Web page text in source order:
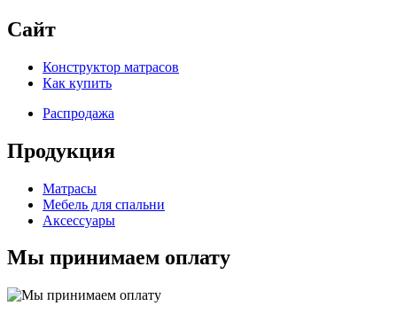
Сайт
Конструктор матрасов
Как купить
Распродажа
Продукция
Матрасы
Мебель для спальни
Аксессуары
Мы принимаем оплату